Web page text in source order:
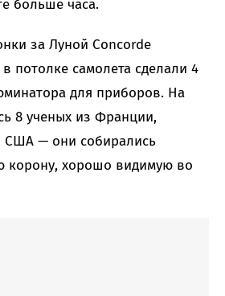
больше часа.
за Луной Concorde
потолке самолета сделали 4
для приборов. На
8 ученых из Франции,
США — они собирались
корону, хорошо видимую во